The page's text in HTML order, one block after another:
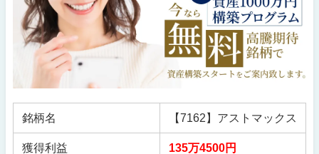
銘柄名 【7162】アストマックス
獲得利益 135万4500円